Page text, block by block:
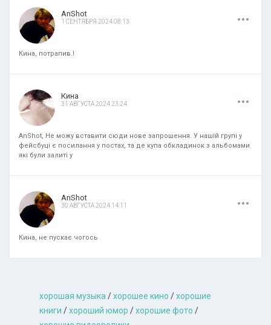
AnShot
1 СЕНТЯБРЯ 2024 08:13 ...
Кина, потрапив.!
Кина
31 АВГУСТА 2024 23:24 ...
AnShot, Не можу вставити сюди нове запрошення. У нашій групі у
фейсбуці є посилання у постах, та де купа обкладинок з альбомами
які були залиті у
AnShot
30 АВГУСТА 2024 14:11 ...
Кина, не пускає чогось
хорошая музыкa /хорошее кино /хорошие
книги /хороший юмор /хорошие фото /